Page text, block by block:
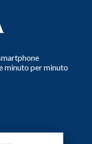
minuto per minuto